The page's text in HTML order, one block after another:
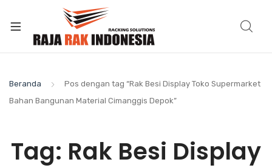
Beranda
Pos dengan tag “Rak Besi Display Toko Supermarket
Bahan Bangunan Material Cimanggis Depok”
Tag: Rak Besi Display